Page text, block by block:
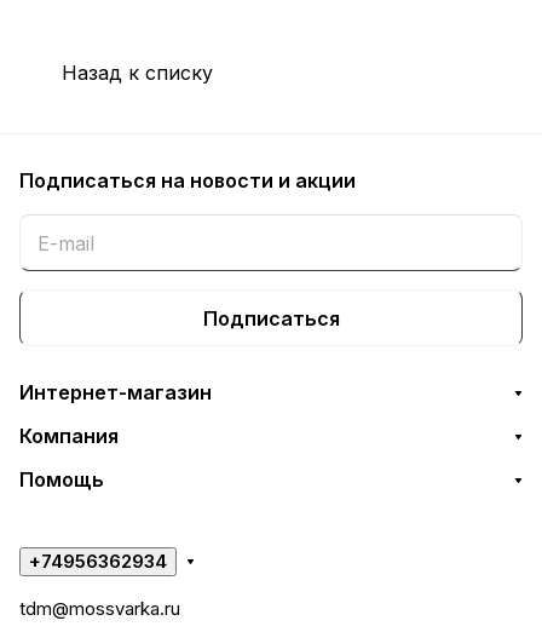
Назад к списку
Подписаться на новости и акции
Подписаться
Интернет-магазин
Компания
Помощь
+74956362934
tdm@mossvarka.ru